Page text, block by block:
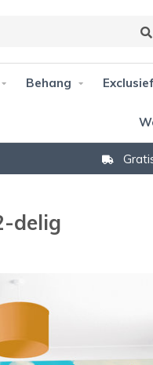
Behang
delig